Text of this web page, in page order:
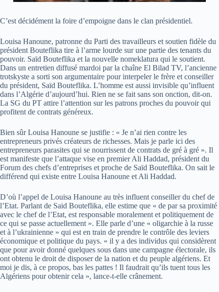
C’est décidément la foire d’empoigne dans le clan présidentiel.
Louisa Hanoune, patronne du Parti des travailleurs et soutien fidèle du
président Bouteflika tire à l’arme lourde sur une partie des tenants du
pouvoir. Saïd Bouteflika et la nouvelle nomeklatura qui le soutient.
Dans un entretien diffusé mardoi par la chaîne El Bilad TV, l’ancienne
trotskyste a sorti son argumentaire pour interpeler le frère et conseiller
du président, Saïd Bouteflika. L’homme est aussi invisible qu’influent
dans l’Algérie d’aujourd’hui. Rien ne se fait sans son onction, dit-on.
La SG du PT attire l’attention sur les patrons proches du pouvoir qui
profitent de contrats généreux.
Bien sûr Louisa Hanoune se justifie : « Je n’ai rien contre les
entrepreneurs privés créateurs de richesses. Mais je parle ici des
entrepreneurs parasites qui se nourrissent de contrats de gré à gré ». Il
est manifeste que l’attaque vise en premier Ali Haddad, président du
Forum des chefs d’entreprises et proche de Saïd Bouteflika. On sait le
différend qui existe entre Louisa Hanoune et Ali Haddad.
D’où l’appel de Louisa Hanoune au très influent conseiller du chef de
l’Etat. Parlant de Said Bouteflika, elle estime que « de par sa proximité
avec le chef de l’Etat, est responsable moralement et politiquement de
ce qui se passe actuellement ». Elle parle d’une « oligarchie à la russe
et à l’ukrainienne » qui est en train de prendre le contrôle des leviers
économique et politique du pays. « il y a des individus qui considèrent
que pour avoir donné quelques sous dans une campagne électorale, ils
ont obtenu le droit de disposer de la nation et du peuple algériens. Et
moi je dis, à ce propos, bas les pattes ! Il faudrait qu’ils tuent tous les
Algériens pour obtenir cela », lance-t-elle crânement.